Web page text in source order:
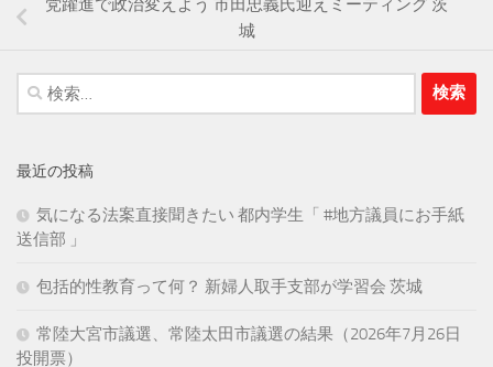
党躍進で政治変えよう 市田忠義氏迎えミーティング 茨
城
検
索:
最近の投稿
気になる法案直接聞きたい 都内学生「 #地方議員にお手紙
送信部 」
包括的性教育って何？ 新婦人取手支部が学習会 茨城
常陸大宮市議選、常陸太田市議選の結果（2026年7月26日
投開票）